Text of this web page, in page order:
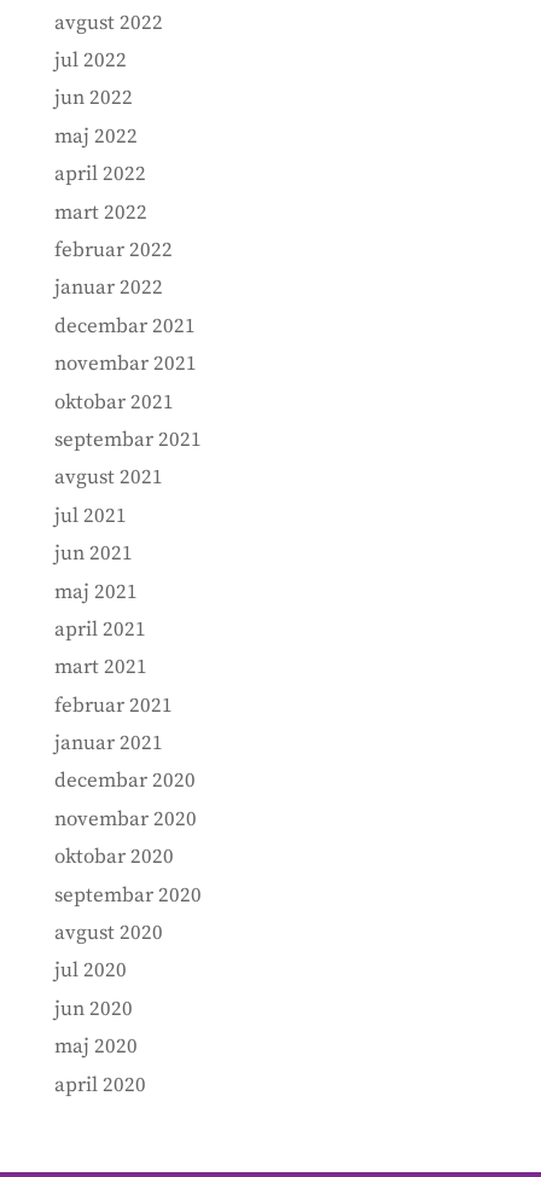
avgust 2022
jul 2022
jun 2022
maj 2022
april 2022
mart 2022
februar 2022
januar 2022
decembar 2021
novembar 2021
oktobar 2021
septembar 2021
avgust 2021
jul 2021
jun 2021
maj 2021
april 2021
mart 2021
februar 2021
januar 2021
decembar 2020
novembar 2020
oktobar 2020
septembar 2020
avgust 2020
jul 2020
jun 2020
maj 2020
april 2020